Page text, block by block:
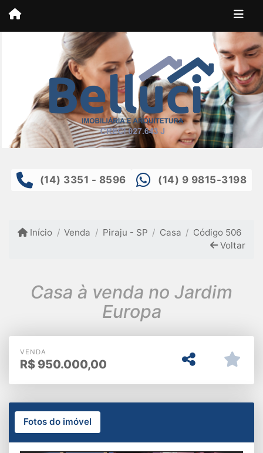
(14) 3351 - 8596 (14) 9 9815-3198
Início Venda Piraju - SP Casa
Código 506
Voltar
Casa à venda no Jardim
Europa
VENDA
R$ 950.000,00
Fotos do imóvel